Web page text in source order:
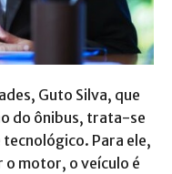
Guto Silva, que
do ônibus, trata-se
Para ele,
o motor, o veículo é